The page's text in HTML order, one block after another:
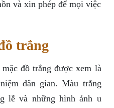
và xin phép để mọi việc
trắng
đồ trắng được xem là
dân gian. Màu trắng
lễ và những hình ảnh u